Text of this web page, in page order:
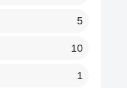
5
10
1